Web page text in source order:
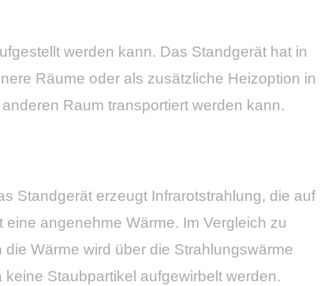
werden kann. Das Standgerät hat in
Räume oder als zusätzliche Heizoption in
Raum transportiert werden kann.
Standgerät erzeugt Infrarotstrahlung, die auf
angenehme Wärme. Im Vergleich zu
Wärme wird über die Strahlungswärme
Staubpartikel aufgewirbelt werden.